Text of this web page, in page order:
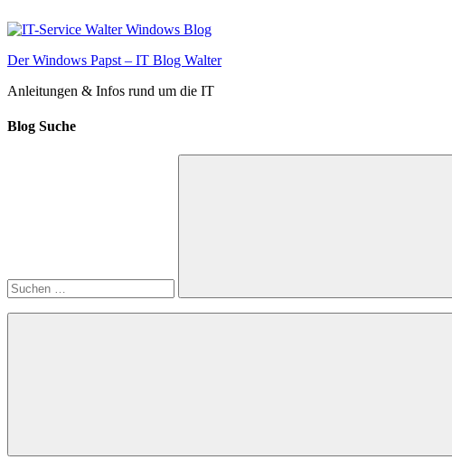
Inhalt
Der Windows Papst – IT Blog Walter
Anleitungen & Infos rund um die IT
Blog Suche
Suchen